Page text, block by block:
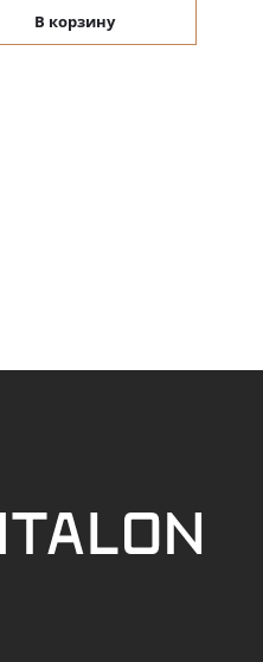
В корзину